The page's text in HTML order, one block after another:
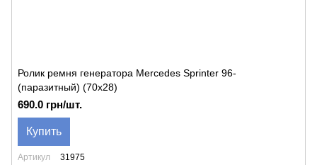
Ролик ремня генератора Mercedes Sprinter 96-
(паразитный) (70х28)
690.0 грн/шт.
Купить
Артикул
31975